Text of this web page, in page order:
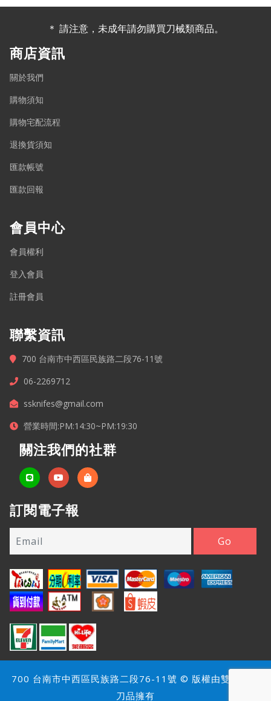
＊ 請注意，未成年請勿購買刀械類商品。
商店資訊
關於我們
購物須知
購物宅配流程
退換貨須知
匯款帳號
匯款回報
會員中心
會員權利
登入會員
註冊會員
聯繫資訊
700 台南市中西區民族路二段76-11號
06-2269712
ssknifes@gmail.com
營業時間:PM:14:30~PM:19:30
關注我們的社群
訂閱電子報
700 台南市中西區民族路二段76-11號 © 版權由雙雄名家
刀品擁有